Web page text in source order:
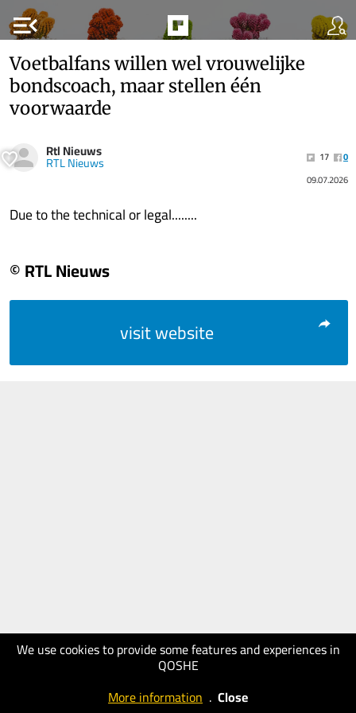
menu_open
We use cookies to provide some features and experiences in
QOSHE
More information . Close
Voetbalfans willen wel vrouwelijke
bondscoach, maar stellen één
voorwaarde
Rtl Nieuws
RTL Nieuws 17
0
09.07.2026
Due to the technical or legal........
© RTL Nieuws
visit website